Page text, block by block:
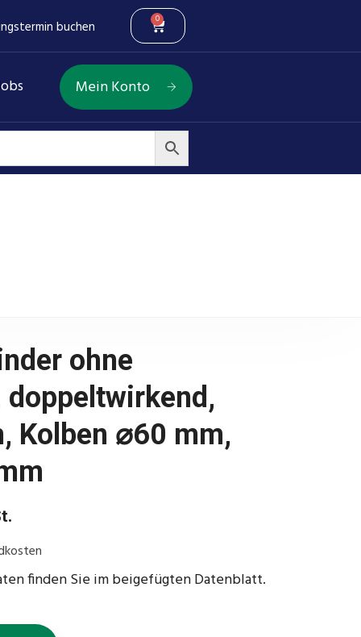
buchen 0
Mein Konto
ohne
Kolben ⌀60 mm,
finden Sie im beigefügten Datenblatt.